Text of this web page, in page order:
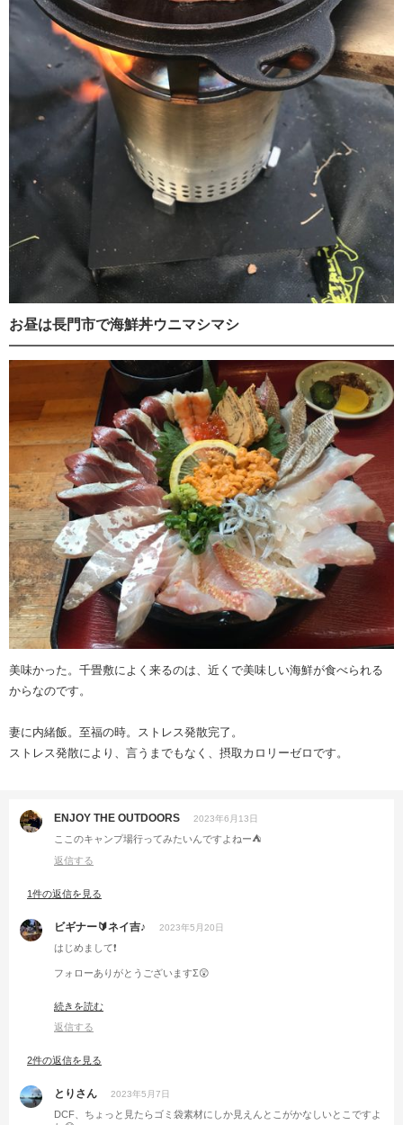
お昼は長門市で海鮮丼ウニマシマシ
美味かった。千畳敷によく来るのは、近くで美味しい海鮮が食べられる
からなのです。
妻に内緒飯。至福の時。ストレス発散完了。
ストレス発散により、言うまでもなく、摂取カロリーゼロです。
ENJOY THE OUTDOORS 2023年6月13日
ここのキャンプ場行ってみたいんですよねー⛺️
返信する
1件の返信を見る
ビギナー🔰ネイ吉♪ 2023年5月20日
はじめまして❗
フォローありがとうございますΣ😲
カロリー０の下り…まさかKS…おっと、誰か来たようだ(*-ω-)y-~
人違いならすみませんっ🤣
続きを読む
返信する
2件の返信を見る
とりさん 2023年5月7日
DCF、ちょっと見たらゴミ袋素材にしか見えんとこがかなしいとこですよ